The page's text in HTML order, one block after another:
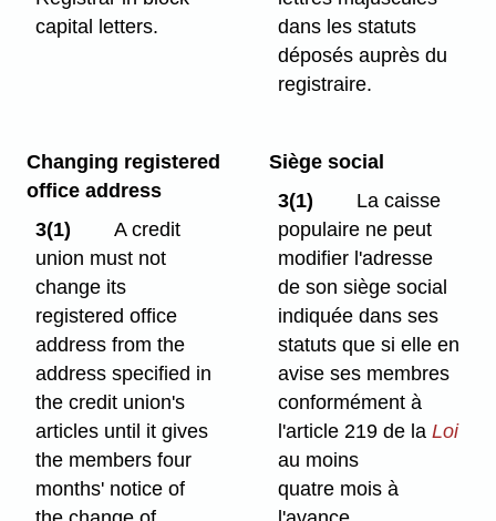
capital letters.
dans les statuts
déposés auprès du
registraire.
Changing registered
office address
3(1)
A credit
union must not
change its
registered office
address from the
address specified in
the credit union's
articles until it gives
the members four
months' notice of
Siège social
3(1)
La caisse
populaire ne peut
modifier l'adresse
de son siège social
indiquée dans ses
statuts que si elle en
avise ses membres
conformément à
l'article 219 de laLoi
au moins
quatre mois à